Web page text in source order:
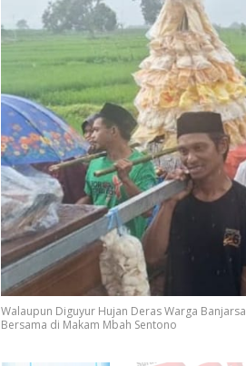
Walaupun Diguyur Hujan Deras Warga
Bersama di Makam Mbah Sentono